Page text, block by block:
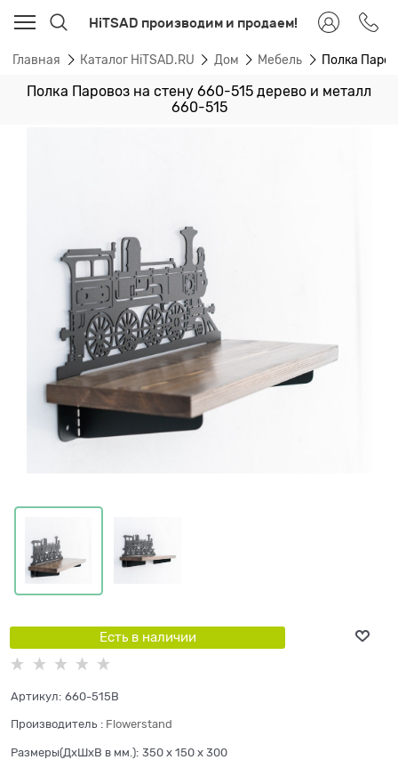
HiTSAD производим и продаем!
Главная Каталог HiTSAD.RU Дом Мебель Полка
Полка Паровоз на стену 660-515 дерево и металл
660-515
Есть в наличии
Артикул: 660-515B
Производитель : Flowerstand
Размеры(ДхШхВ в мм.): 350 x 150 x 300